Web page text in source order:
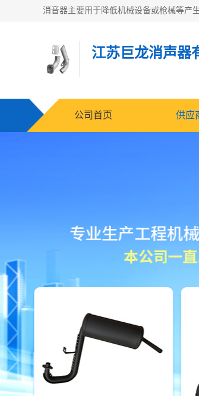
江苏巨龙消声器
公司首页 供应